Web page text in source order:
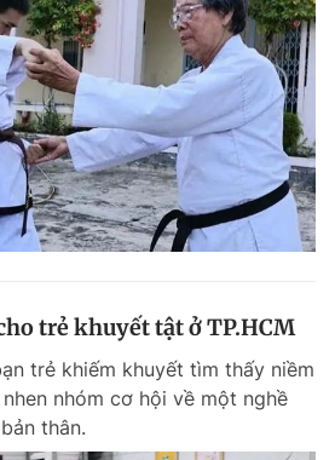
trẻ khuyết tật ở TP.HCM
trẻ khiếm khuyết tìm thấy niềm
nhóm cơ hội về một nghề
thân.